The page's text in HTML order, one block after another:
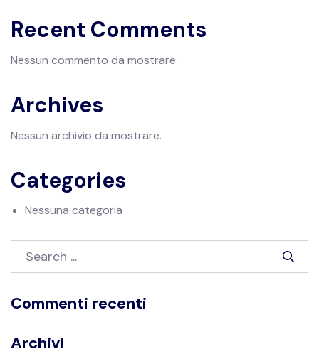
Recent Comments
Nessun commento da mostrare.
Archives
Nessun archivio da mostrare.
Categories
Nessuna categoria
Commenti recenti
Archivi